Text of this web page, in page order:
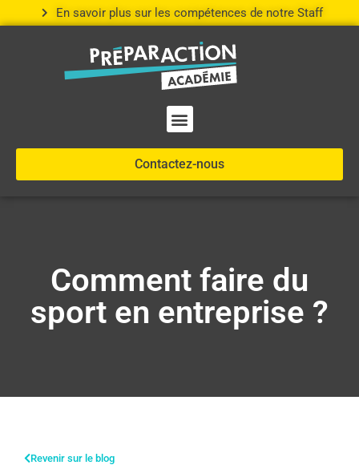
En savoir plus sur les compétences de notre Staff
Contactez-nous
Comment faire du
sport en entreprise ?
Revenir sur le blog